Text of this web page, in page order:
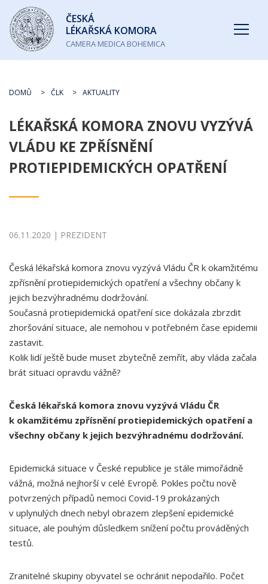
Česká
lékařská
komora
ČESKÁ
LÉKAŘSKÁ KOMORA
CAMERA MEDICA BOHEMICA
DOMŮ ČLK AKTUALITY
LÉKAŘSKÁ KOMORA ZNOVU VYZÝVÁ
VLÁDU KE ZPŘÍSNĚNÍ
PROTIEPIDEMICKÝCH OPATŘENÍ
06.11.2020 | PREZIDENT
Česká lékařská komora znovu vyzývá Vládu ČR k okamžitému
zpřísnění protiepidemických opatření a všechny občany k
jejich bezvýhradnému dodržování.
Současná protiepidemická opatření sice dokázala zbrzdit
zhoršování situace, ale nemohou v potřebném čase epidemii
zastavit.
Kolik lidí ještě bude muset zbytečně zemřít, aby vláda začala
brát situaci opravdu vážně?
Česká lékařská komora znovu vyzývá Vládu ČR
k okamžitému zpřísnění protiepidemických opatření a
všechny občany k jejich bezvýhradnému dodržování.
Epidemická situace v České republice je stále mimořádně
vážná, možná nejhorší v celé Evropě. Pokles počtu nově
potvrzených případů nemoci Covid-19 prokázaných
v uplynulých dnech nebyl obrazem zlepšení epidemické
situace, ale pouhým důsledkem snížení počtu prováděných
testů.
Zranitelné skupiny obyvatel se ochránit nepodařilo. Počet